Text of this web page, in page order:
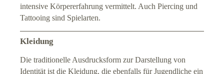
intensive Körpererfahrung vermittelt. Auch Piercing und
Tattooing sind Spielarten.
Kleidung
Die traditionelle Ausdrucksform zur Darstellung von
Identität ist die Kleidung, die ebenfalls für Jugendliche ein